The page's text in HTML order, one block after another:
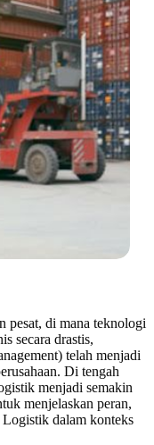
pesat, di mana teknologi
secara drastis,
telah menjadi
Di tengah
menjadi semakin
menjelaskan peran,
dalam konteks